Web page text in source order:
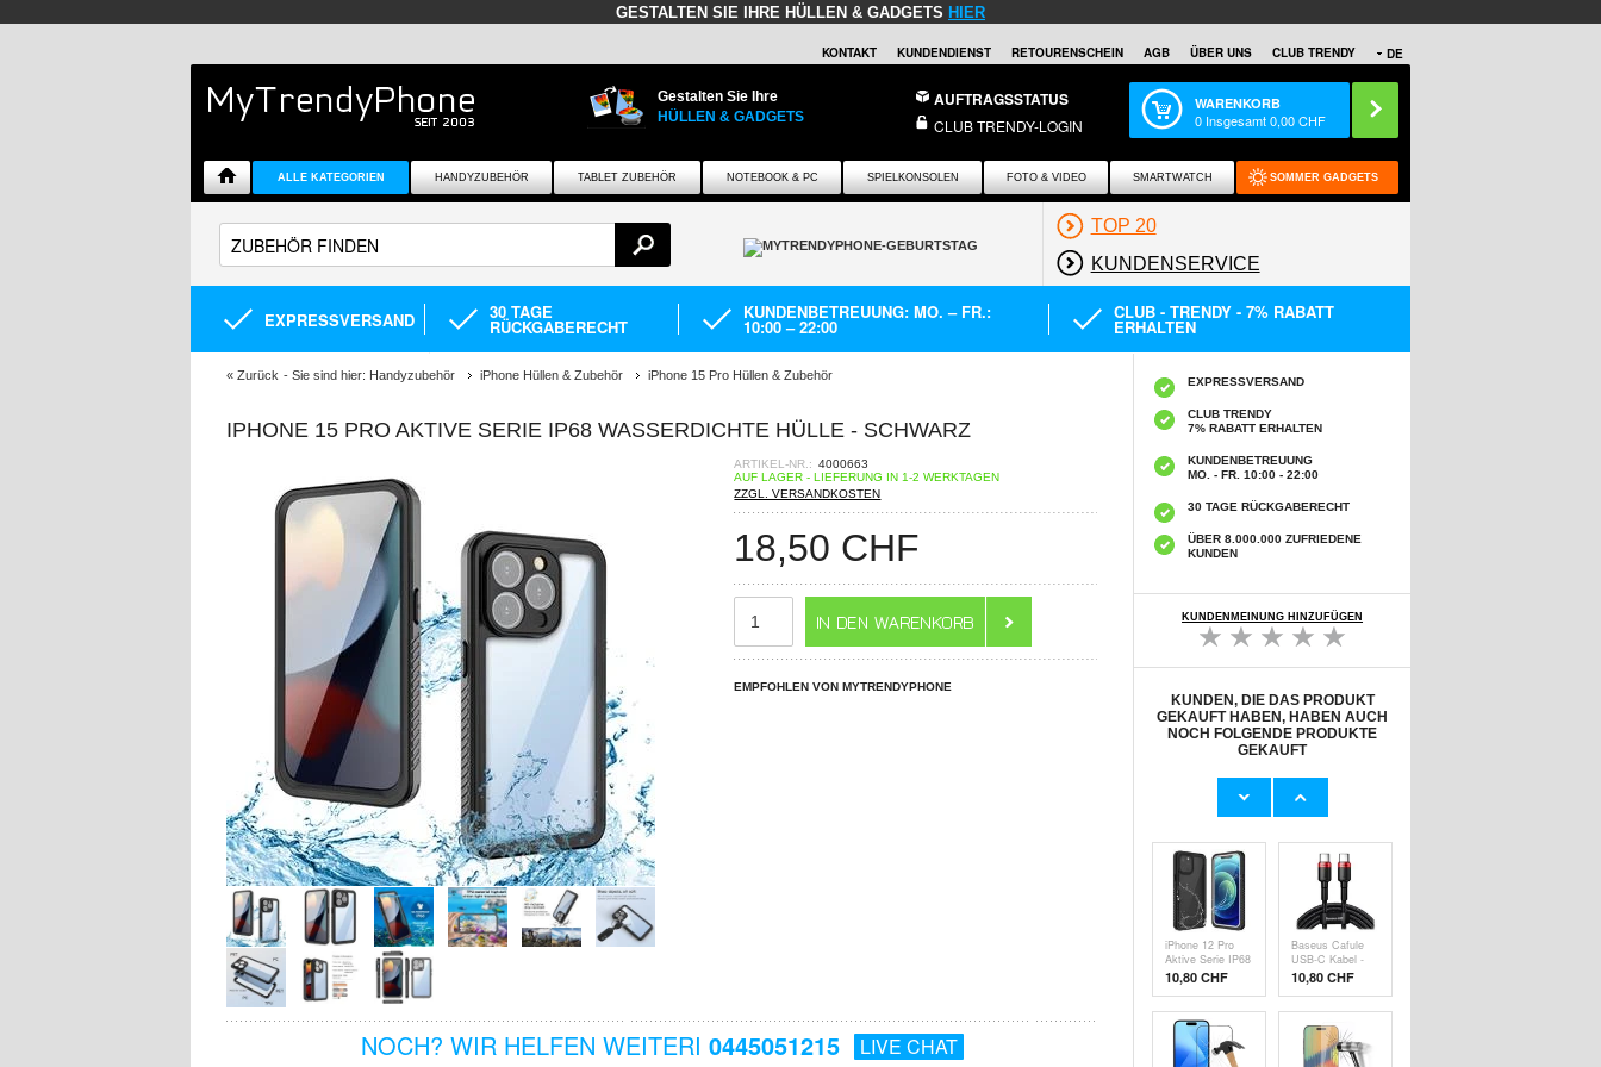
GESTALTEN SIE IHRE HÜLLEN & GADGETS HIER
DE
KONTAKT KUNDENDIENST RETOURENSCHEIN AGB ÜBER UNS CLUB TRENDY
Gestalten Sie Ihre
HÜLLEN & GADGETS
AUFTRAGSSTATUS
CLUB TRENDY-LOGIN
WARENKORB
0 Insgesamt0,00CHF
ALLE KATEGORIEN HANDYZUBEHÖR TABLET ZUBEHÖR NOTEBOOK & PC SPIELKONSOLEN FOTO & VIDEO SMARTWATCH SOMMER GADGETS
TOP 20
KUNDENSERVICE
EXPRESSVERSAND 30 TAGE
RÜCKGABERECHT
KUNDENBETREUUNG: MO. – FR.:
10:00 – 22:00
CLUB - TRENDY - 7% RABATT
ERHALTEN
« Zurück - Sie sind hier: Handyzubehör iPhone Hüllen & Zubehör iPhone 15 Pro Hüllen & Zubehör
IPHONE 15 PRO AKTIVE SERIE IP68 WASSERDICHTE HÜLLE - SCHWARZ
ARTIKEL-NR.: 4000663
AUF LAGER - LIEFERUNG IN 1-2 WERKTAGEN
ZZGL. VERSANDKOSTEN
18,50 CHF
EMPFOHLEN VON MYTRENDYPHONE
NOCH? WIR HELFEN WEITERI 0445051215 LIVE CHAT
EXPRESSVERSAND
CLUB TRENDY
7% RABATT ERHALTEN
KUNDENBETREUUNG
MO. - FR. 10:00 - 22:00
30 TAGE RÜCKGABERECHT
ÜBER 8.000.000 ZUFRIEDENE
KUNDEN
KUNDENMEINUNG HINZUFÜGEN
KUNDEN, DIE DAS PRODUKT
GEKAUFT HABEN, HABEN AUCH
NOCH FOLGENDE PRODUKTE
GEKAUFT
iPhone 15 Pro
Durchsichtig
iPhone 15 Pro
Verschiebbarem
Kartensteckplatz
8,60 CHF
iPhone 12 Pro
Aktive Serie IP68
Wasserdichte
Hülle - Schwarz
10,80 CHF
Baseus Cafule
USB-C Kabel -
2m - Rot /
Schwarz
10,80 CHF